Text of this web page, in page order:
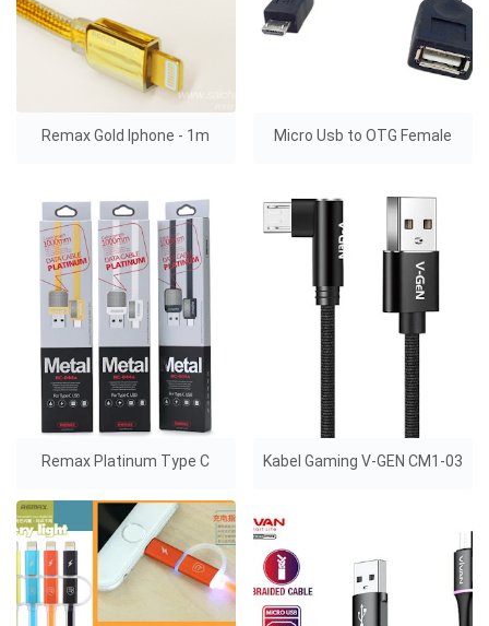
Remax Gold Iphone - 1m Micro Usb to OTG Female
Remax Platinum Type C Kabel Gaming V-GEN CM1-03